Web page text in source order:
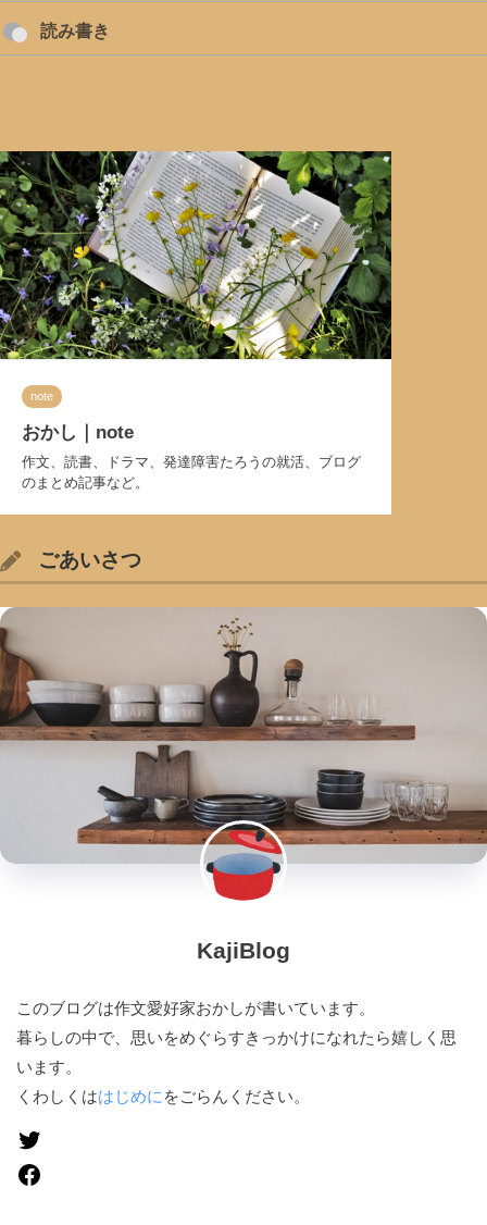
読み書き
note
おかし｜note
作文、読書、ドラマ、発達障害たろうの就活、ブログ
のまとめ記事など。
ごあいさつ
KajiBlog
このブログは作文愛好家おかしが書いています。
暮らしの中で、思いをめぐらすきっかけになれたら嬉しく思
います。
くわしくははじめに をごらんください。